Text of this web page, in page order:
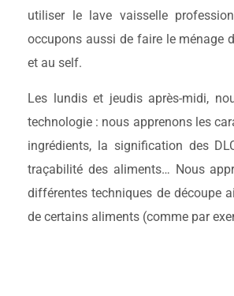
utiliser le lave vaisselle
occupons aussi de faire le ménage
et au self.
Les lundis et jeudis après-midi,
technologie : nous apprenons les
ingrédients, la signification des
traçabilité des aliments… Nous
différentes techniques de découpe
de certains aliments (comme par